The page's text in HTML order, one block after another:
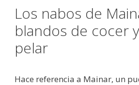
Los nabos de
blandos de cocer
pelar
Hace referencia a Mainar, un